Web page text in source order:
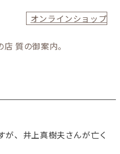
オンラインショップ
店 質の御案内。
が、井上真樹夫さんが亡く